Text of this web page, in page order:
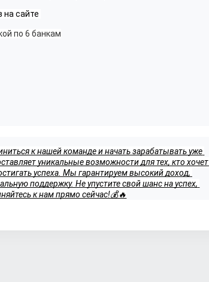
на сайте
по 6 банкам
к нашей команде и начать зарабатывать уже
уникальные возможности для тех, кто хочет
успеха. Мы гарантируем высокий доход,
поддержку. Не упустите свой шанс на успех,
к нам прямо сейчас!💰🔥